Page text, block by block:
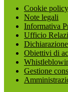
Cookie policy
Note legali
Informativa
Ufficio
Obiettivi di
Gestione